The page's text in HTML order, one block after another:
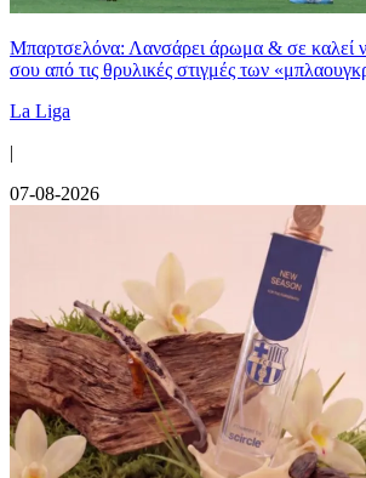
Μπαρτσελόνα: Λανσάρει άρωμα & σε καλεί
σου από τις θρυλικές στιγμές των
La Liga
|
07-08-2026